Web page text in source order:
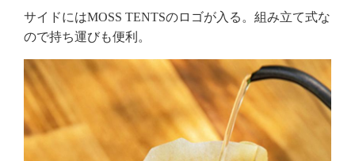
サイドにはMOSS TENTSのロゴが入る。組み立て式な
ので持ち運びも便利。